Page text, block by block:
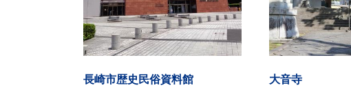
長崎市歴史民俗資料館 大音寺